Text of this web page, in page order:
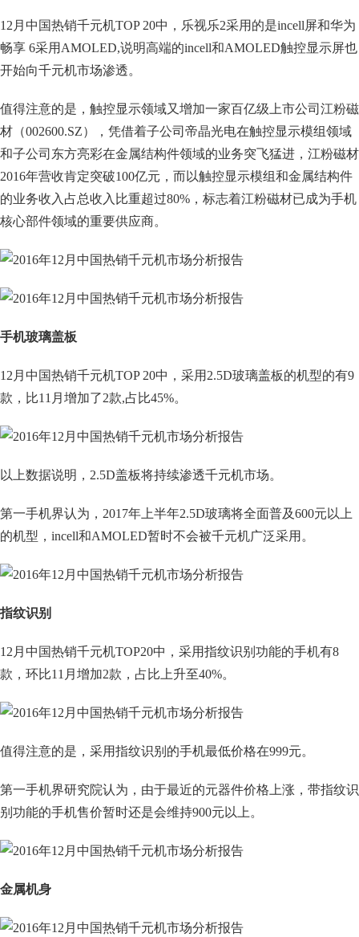
12月中国热销千元机TOP 20中，乐视乐2采用的是incell屏和华为
畅享 6采用AMOLED,说明高端的incell和AMOLED触控显示屏也
开始向千元机市场渗透。
值得注意的是，触控显示领域又增加一家百亿级上市公司江粉磁
材（002600.SZ），凭借着子公司帝晶光电在触控显示模组领域
和子公司东方亮彩在金属结构件领域的业务突飞猛进，江粉磁材
2016年营收肯定突破100亿元，而以触控显示模组和金属结构件
的业务收入占总收入比重超过80%，标志着江粉磁材已成为手机
核心部件领域的重要供应商。
手机玻璃盖板
12月中国热销千元机TOP 20中，采用2.5D玻璃盖板的机型的有9
款，比11月增加了2款,占比45%。
以上数据说明，2.5D盖板将持续渗透千元机市场。
第一手机界认为，2017年上半年2.5D玻璃将全面普及600元以上
的机型，incell和AMOLED暂时不会被千元机广泛采用。
指纹识别
12月中国热销千元机TOP20中，采用指纹识别功能的手机有8
款，环比11月增加2款，占比上升至40%。
值得注意的是，采用指纹识别的手机最低价格在999元。
第一手机界研究院认为，由于最近的元器件价格上涨，带指纹识
别功能的手机售价暂时还是会维持900元以上。
金属机身